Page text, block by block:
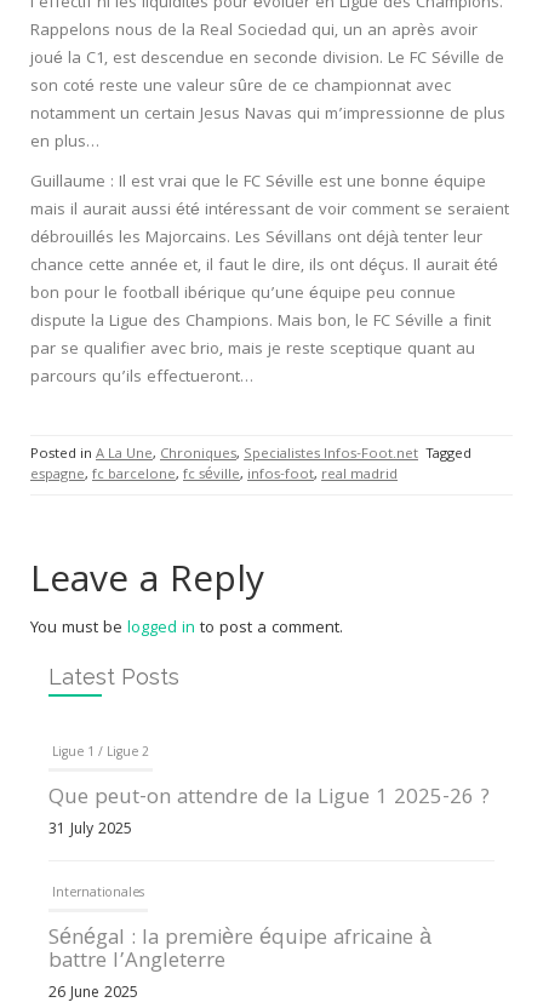
Rappelons nous de la Real Sociedad qui, un an après avoir
joué la C1, est descendue en seconde division. Le FC Séville de
son coté reste une valeur sûre de ce championnat avec
notamment un certain Jesus Navas qui m’impressionne de plus
en plus…
Guillaume : Il est vrai que le FC Séville est une bonne équipe
mais il aurait aussi été intéressant de voir comment se seraient
débrouillés les Majorcains. Les Sévillans ont déjà tenter leur
chance cette année et, il faut le dire, ils ont déçus. Il aurait été
bon pour le football ibérique qu’une équipe peu connue
dispute la Ligue des Champions. Mais bon, le FC Séville a finit
par se qualifier avec brio, mais je reste sceptique quant au
parcours qu’ils effectueront…
Posted in A La Une, Chroniques, Specialistes Infos-Foot.net Tagged
espagne, fc barcelone, fc séville, infos-foot, real madrid
Leave a Reply
You must be logged in to post a comment.
Latest Posts
Ligue 1 / Ligue 2
Que peut-on attendre de la Ligue 1 2025-26 ?
31 July 2025
Internationales
Sénégal : la première équipe africaine à
battre l’Angleterre
26 June 2025